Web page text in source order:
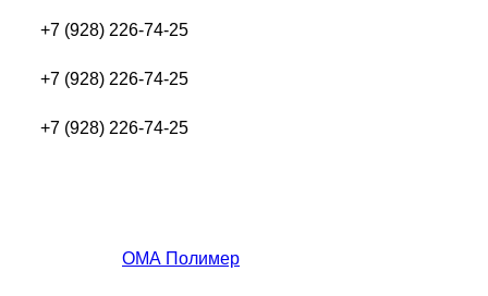
+7 (928) 226-74-25
+7 (928) 226-74-25
+7 (928) 226-74-25
ОМА Полимер